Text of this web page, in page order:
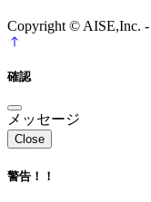
Copyright © AISE,Inc. -
確認
メッセージ
Close
警告！！